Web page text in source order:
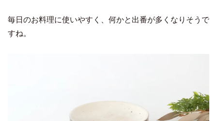
毎日のお料理に使いやすく、何かと出番が多くなりそうで
すね。